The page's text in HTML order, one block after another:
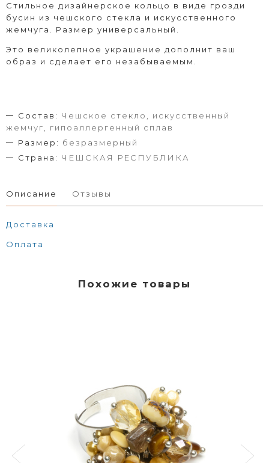
Стильное дизайнерское кольцо в виде грозди
бусин из чешского стекла и искусственного
жемчуга. Размер универсальный.
Это великолепное украшение дополнит ваш
образ и сделает его незабываемым.
Состав: Чешское стекло, искусственный
жемчуг, гипоаллергенный сплав
Размер: безразмерный
Страна: ЧЕШСКАЯ РЕСПУБЛИКА
Описание Отзывы
Доставка
Оплата
Похожие товары